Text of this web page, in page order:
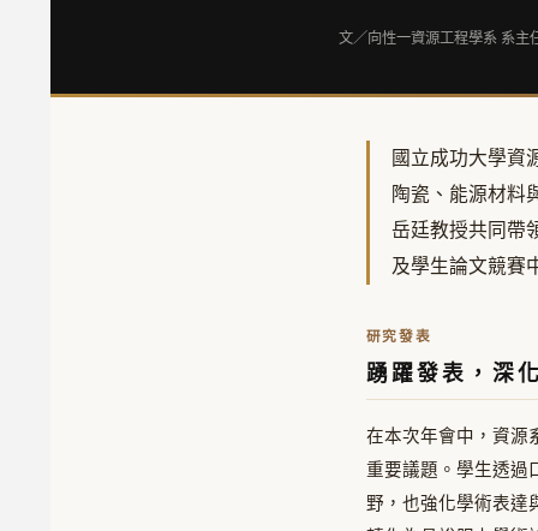
文／向性一資源工程學系 系主
國立成功大學資
陶瓷、能源材料
岳廷教授共同帶
及學生論文競賽
研究發表
踴躍發表，深
在本次年會中，資源
重要議題。學生透過
野，也強化學術表達